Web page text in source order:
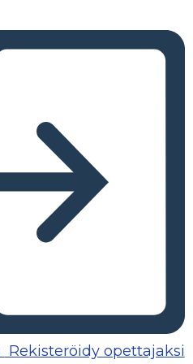
Rekisteröidy opettajaksi